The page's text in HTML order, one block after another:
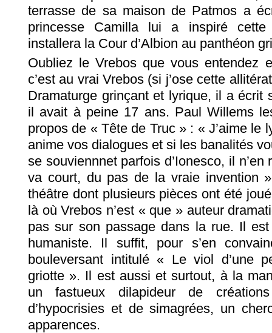
terrasse de sa maison de Patmos a
princesse Camilla lui a inspiré cette
installera la Cour d’Albion au panthéon
Oubliez le Vrebos que vous entendez
c’est au vrai Vrebos (si j’ose cette
Dramaturge grinçant et lyrique, il a écrit
il avait à peine 17 ans. Paul Willems
propos de « Tête de Truc » : « J’aime le
anime vos dialogues et si les banalités
se souviennnet parfois d’Ionesco, il
va court, du pas de la vraie invention
théâtre dont plusieurs pièces ont été
là où Vrebos n’est « que » auteur
pas sur son passage dans la rue. Il
humaniste. Il suffit, pour s’en
bouleversant intitulé « Le viol d’une
griotte ». Il est aussi et surtout, à la
un fastueux dilapideur de
d’hypocrisies et de simagrées, un
apparences.